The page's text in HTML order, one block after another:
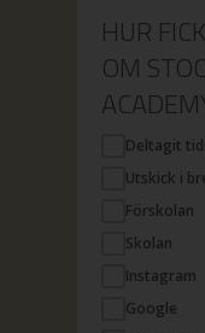
HUR
OM
Deltagit
Utskick i
Förskolan
Skolan
Instagram
Google